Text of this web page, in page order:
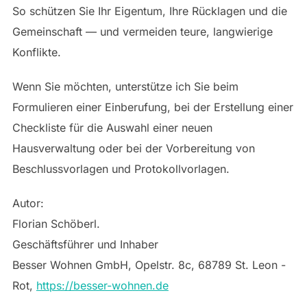
So schützen Sie Ihr Eigentum, Ihre Rücklagen und die
Gemeinschaft — und vermeiden teure, langwierige
Konflikte.
Wenn Sie möchten, unterstütze ich Sie beim
Formulieren einer Einberufung, bei der Erstellung einer
Checkliste für die Auswahl einer neuen
Hausverwaltung oder bei der Vorbereitung von
Beschlussvorlagen und Protokollvorlagen.
Autor:
Florian Schöberl.
Geschäftsführer und Inhaber
Besser Wohnen GmbH, Opelstr. 8c, 68789 St. Leon -
Rot, https://besser-wohnen.de